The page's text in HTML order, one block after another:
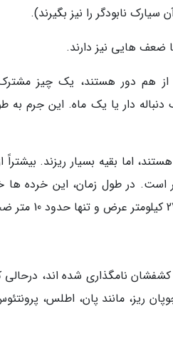
نابودگر را نیز بگیرند).
ضعف هایی نیز دارند.
از هم دور هستند، یک چیز
دار یا یک ماه. این جرم
اما بقیه بسیار ریزند.
است. در طول زمان، این خرده ها
نامگذاری شده اند،
ریز، مانند پان، اطلس،